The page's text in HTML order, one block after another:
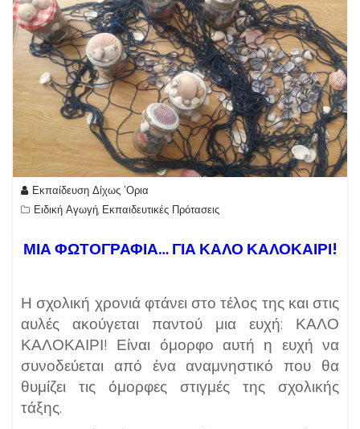
Εκπαίδευση Δίχως 'Ορια
Ειδική Αγωγή, Εκπαιδευτικές Πρότασεις
ΜΙΑ ΦΩΤΟΓΡΑΦΙΑ… ΓΙΑ ΚΑΛΟ ΚΑΛΟΚΑΙΡΙ!
Η σχολική χρονιά φτάνει στο τέλος της και στις
αυλές ακούγεται παντού μια ευχή: ΚΑΛΟ
ΚΑΛΟΚΑΙΡΙ! Είναι όμορφο αυτή η ευχή να
συνοδεύεται από ένα αναμνηστικό που θα
θυμίζει τις όμορφες στιγμές της σχολικής
τάξης.